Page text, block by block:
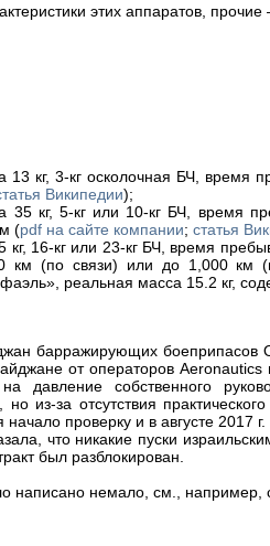
этих аппаратов,
13 кг, 3-кг осколочная БЧ, время
Википедии);
35 кг, 5-кг или 10-кг БЧ, время
(pdf на сайте компании; статья
кг, 16-кг или 23-кг БЧ, время
км (по связи) или до 1,000 км
реальная масса 15.2 кг,
барражирующих боеприпасов
от операторов
на давление собственного
но из-за отсутствия
проверку и в августе 2017
что никакие пуски
был разблокирован.
написано немало, см., например,